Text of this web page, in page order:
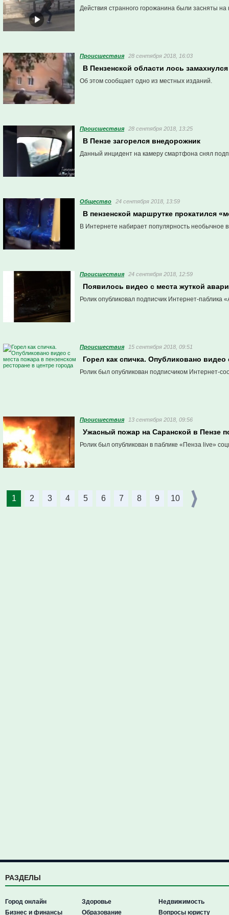
Действия странного горожанина были засняты
Проиcшествия 28 сентября 2018, 16:03
В Пензенской области лось
Об этом сообщает одно из местных изданий.
Проиcшествия 28 сентября 2018, 13:25
В Пензе загорелся внедорожник
Данный инцидент на камеру смартфона снял
Общество 24 сентября 2018, 13:59
В пензенской маршрутке прокатился
В Интернете набирает популярность необычное
Проиcшествия 24 сентября 2018, 12:59
Появилось видео с места жуткой
Ролик опубликовал подписчик Интернет-паблика
Проиcшествия 15 сентября 2018, 09:51
Горел как спичка. Опубликовано
Ролик был опубликован подписчиком Интернет-
Проиcшествия 13 сентября 2018, 09:56
Ужасный пожар на Саранской в Пензе
Ролик был опубликован в паблике «Пенза live»
1 2 3 4 5 6 7 8 9 10
РАЗДЕЛЫ
Город онлайн
Бизнес и финансы
Здоровье
Образование
Недвижимость
Вопросы юристу